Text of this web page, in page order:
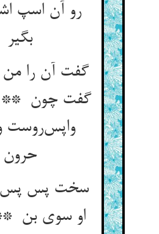
رو آن اسپ
بگیر
گفت آن را من
گفت چون **
واپس‌روست
حرون
سخت پس پس
او سوی بن